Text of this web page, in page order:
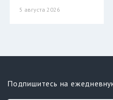
5 августа 2026
Подпишитесь на